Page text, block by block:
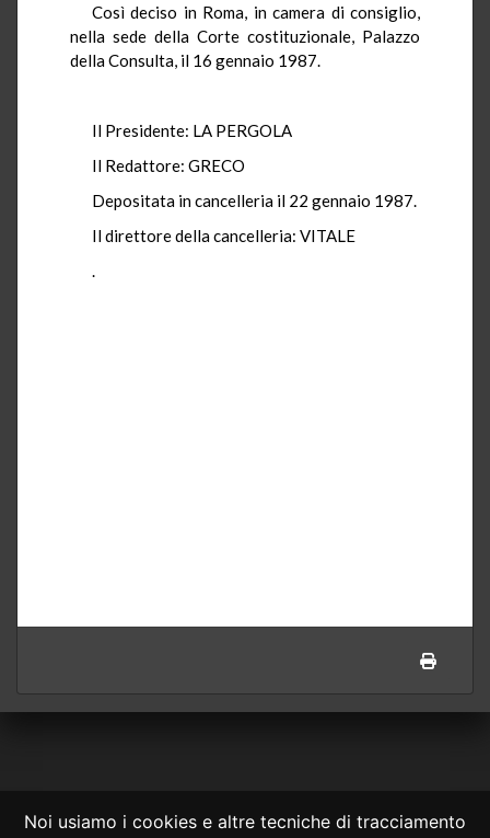
Noi usiamo i cookies e altre tecniche di tracciamento
Così deciso in Roma, in camera di consiglio,
nella sede della Corte costituzionale, Palazzo
della Consulta, il 16 gennaio 1987.
Il Presidente: LA PERGOLA
Il Redattore: GRECO
Depositata in cancelleria il 22 gennaio 1987.
Il direttore della cancelleria: VITALE
.